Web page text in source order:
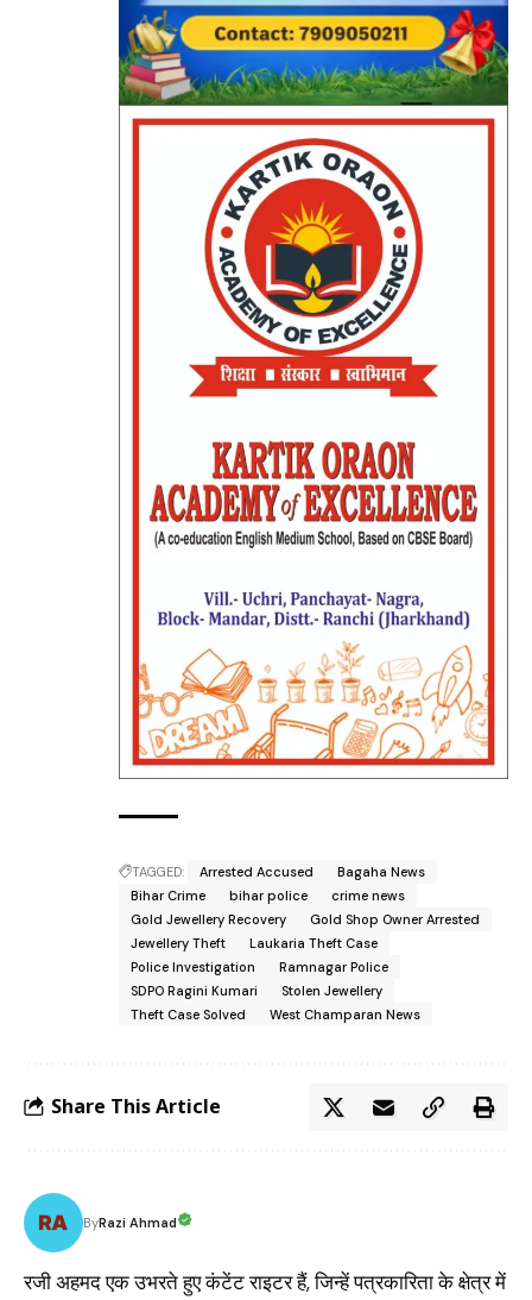
TAGGED: Arrested Accused
Bagaha News
Bihar Crime
bihar police
crime news
Gold Jewellery Recovery
Gold Shop Owner Arrested
Jewellery Theft
Laukaria Theft Case
Police Investigation
Ramnagar Police
SDPO Ragini Kumari
Stolen Jewellery
Theft Case Solved
West Champaran News
Share This Article
ByRazi Ahmad
रजी अहमद एक उभरते हुए कंटेंट राइटर हैं, जिन्हें पत्रकारिता के क्षेत्र में